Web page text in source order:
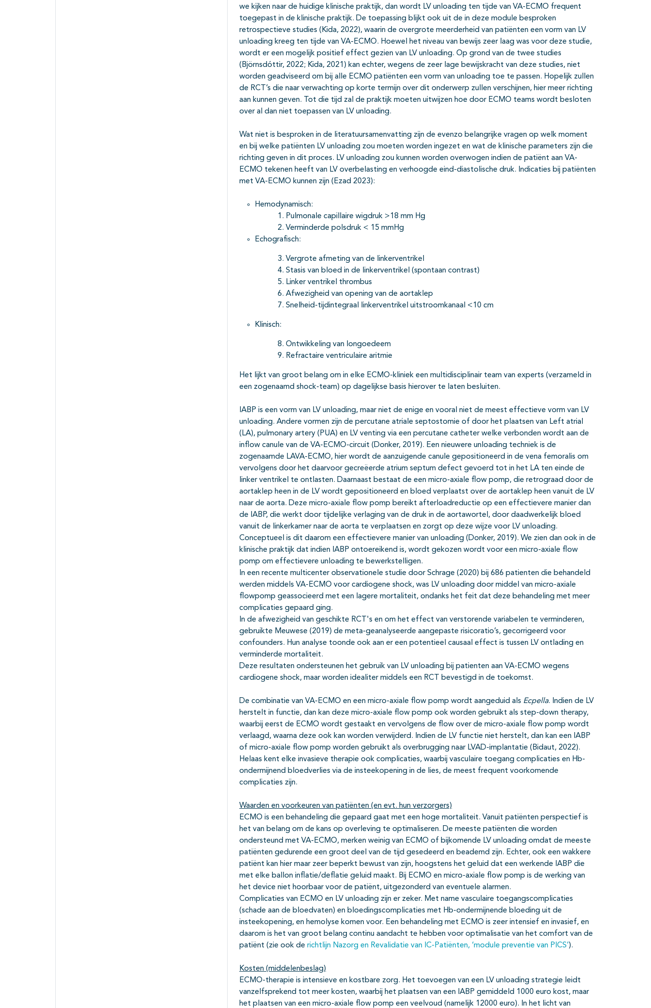
we kijken naar de huidige klinische praktijk, dan wordt LV unloading ten tijde van VA-ECMO frequent
toegepast in de klinische praktijk. De toepassing blijkt ook uit de in deze module besproken
retrospectieve studies (Kida, 2022), waarin de overgrote meerderheid van patiënten een vorm van LV
unloading kreeg ten tijde van VA-ECMO. Hoewel het niveau van bewijs zeer laag was voor deze studie,
wordt er een mogelijk positief effect gezien van LV unloading. Op grond van de twee studies
(Björnsdóttir, 2022; Kida, 2021) kan echter, wegens de zeer lage bewijskracht van deze studies, niet
worden geadviseerd om bij alle ECMO patiënten een vorm van unloading toe te passen. Hopelijk zullen
de RCT’s die naar verwachting op korte termijn over dit onderwerp zullen verschijnen, hier meer richting
aan kunnen geven. Tot die tijd zal de praktijk moeten uitwijzen hoe door ECMO teams wordt besloten
over al dan niet toepassen van LV unloading.
Wat niet is besproken in de literatuursamenvatting zijn de evenzo belangrijke vragen op welk moment
en bij welke patiënten LV unloading zou moeten worden ingezet en wat de klinische parameters zijn die
richting geven in dit proces. LV unloading zou kunnen worden overwogen indien de patiënt aan VA-
ECMO tekenen heeft van LV overbelasting en verhoogde eind-diastolische druk. Indicaties bij patiënten
met VA-ECMO kunnen zijn (Ezad 2023):
Hemodynamisch:
Pulmonale capillaire wigdruk >18 mm Hg
Verminderde polsdruk < 15 mmHg
Echografisch:
Vergrote afmeting van de linkerventrikel
Stasis van bloed in de linkerventrikel (spontaan contrast)
Linker ventrikel thrombus
Afwezigheid van opening van de aortaklep
Snelheid-tijdintegraal linkerventrikel uitstroomkanaal <10 cm
Klinisch:
Ontwikkeling van longoedeem
Refractaire ventriculaire aritmie
Het lijkt van groot belang om in elke ECMO-kliniek een multidisciplinair team van experts (verzameld in
een zogenaamd shock-team) op dagelijkse basis hierover te laten besluiten.
IABP is een vorm van LV unloading, maar niet de enige en vooral niet de meest effectieve vorm van LV
unloading. Andere vormen zijn de percutane atriale septostomie of door het plaatsen van Left atrial
(LA), pulmonary artery (PUA) en LV venting via een percutane catheter welke verbonden wordt aan de
inflow canule van de VA-ECMO-circuit (Donker, 2019). Een nieuwere unloading techniek is de
zogenaamde LAVA-ECMO, hier wordt de aanzuigende canule gepositioneerd in de vena femoralis om
vervolgens door het daarvoor gecreëerde atrium septum defect gevoerd tot in het LA ten einde de
linker ventrikel te ontlasten. Daarnaast bestaat de een micro-axiale flow pomp, die retrograad door de
aortaklep heen in de LV wordt gepositioneerd en bloed verplaatst over de aortaklep heen vanuit de LV
naar de aorta. Deze micro-axiale flow pomp bereikt afterloadreductie op een effectievere manier dan
de IABP, die werkt door tijdelijke verlaging van de druk in de aortawortel, door daadwerkelijk bloed
vanuit de linkerkamer naar de aorta te verplaatsen en zorgt op deze wijze voor LV unloading.
Conceptueel is dit daarom een effectievere manier van unloading (Donker, 2019). We zien dan ook in de
klinische praktijk dat indien IABP ontoereikend is, wordt gekozen wordt voor een micro-axiale flow
pomp om effectievere unloading te bewerkstelligen.
In een recente multicenter observationele studie door Schrage (2020) bij 686 patienten die behandeld
werden middels VA-ECMO voor cardiogene shock, was LV unloading door middel van micro-axiale
flowpomp geassocieerd met een lagere mortaliteit, ondanks het feit dat deze behandeling met meer
complicaties gepaard ging.
In de afwezigheid van geschikte RCT's en om het effect van verstorende variabelen te verminderen,
gebruikte Meuwese (2019) de meta-geanalyseerde aangepaste risicoratio’s, gecorrigeerd voor
confounders. Hun analyse toonde ook aan er een potentieel causaal effect is tussen LV ontlading en
verminderde mortaliteit.
Deze resultaten ondersteunen het gebruik van LV unloading bij patienten aan VA-ECMO wegens
cardiogene shock, maar worden idealiter middels een RCT bevestigd in de toekomst.
De combinatie van VA-ECMO en een micro-axiale flow pomp wordt aangeduid als Ecpella. Indien de LV
herstelt in functie, dan kan deze micro-axiale flow pomp ook worden gebruikt als step-down therapy,
waarbij eerst de ECMO wordt gestaakt en vervolgens de flow over de micro-axiale flow pomp wordt
verlaagd, waarna deze ook kan worden verwijderd. Indien de LV functie niet herstelt, dan kan een IABP
of micro-axiale flow pomp worden gebruikt als overbrugging naar LVAD-implantatie (Bidaut, 2022).
Helaas kent elke invasieve therapie ook complicaties, waarbij vasculaire toegang complicaties en Hb-
ondermijnend bloedverlies via de insteekopening in de lies, de meest frequent voorkomende
complicaties zijn.
Waarden en voorkeuren van patiënten (en evt. hun verzorgers)
ECMO is een behandeling die gepaard gaat met een hoge mortaliteit. Vanuit patiënten perspectief is
het van belang om de kans op overleving te optimaliseren. De meeste patiënten die worden
ondersteund met VA-ECMO, merken weinig van ECMO of bijkomende LV unloading omdat de meeste
patiënten gedurende een groot deel van de tijd gesedeerd en beademd zijn. Echter, ook een wakkere
patiënt kan hier maar zeer beperkt bewust van zijn, hoogstens het geluid dat een werkende IABP die
met elke ballon inflatie/deflatie geluid maakt. Bij ECMO en micro-axiale flow pomp is de werking van
het device niet hoorbaar voor de patiënt, uitgezonderd van eventuele alarmen.
Complicaties van ECMO en LV unloading zijn er zeker. Met name vasculaire toegangscomplicaties
(schade aan de bloedvaten) en bloedingscomplicaties met Hb-ondermijnende bloeding uit de
insteekopening, en hemolyse komen voor. Een behandeling met ECMO is zeer intensief en invasief, en
daarom is het van groot belang continu aandacht te hebben voor optimalisatie van het comfort van de
patiënt (zie ook de richtlijn Nazorg en Revalidatie van IC-Patiënten, ‘module preventie van PICS’).
Kosten (middelenbeslag)
ECMO-therapie is intensieve en kostbare zorg. Het toevoegen van een LV unloading strategie leidt
vanzelfsprekend tot meer kosten, waarbij het plaatsen van een IABP gemiddeld 1000 euro kost, maar
het plaatsen van een micro-axiale flow pomp een veelvoud (namelijk 12000 euro). In het licht van